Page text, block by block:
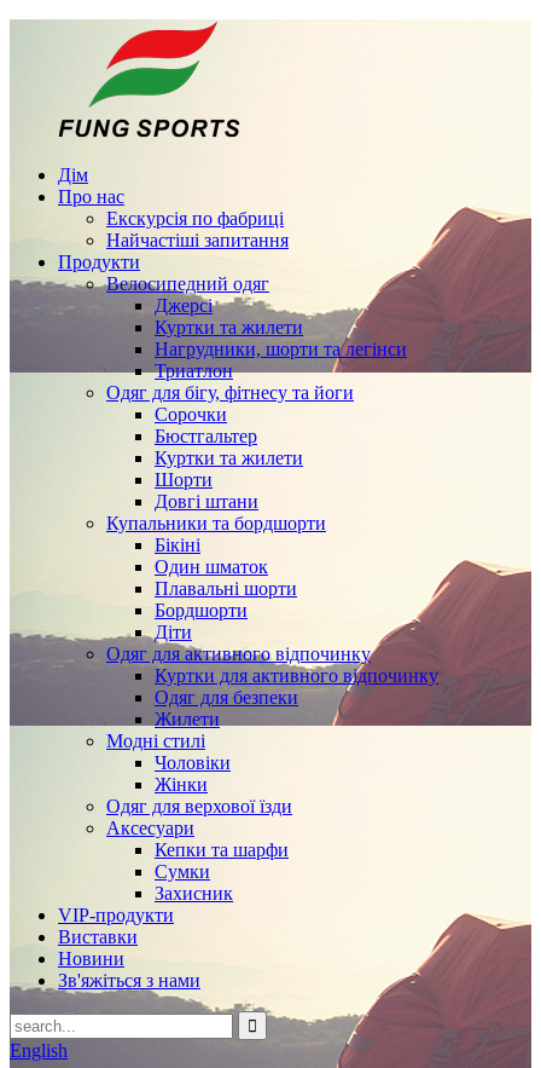
Дім
Про нас
Екскурсія по фабриці
Найчастіші запитання
Продукти
Велосипедний одяг
Джерсі
Куртки та жилети
Нагрудники, шорти та легінси
Триатлон
Одяг для бігу, фітнесу та йоги
Сорочки
Бюстгальтер
Куртки та жилети
Шорти
Довгі штани
Купальники та бордшорти
Бікіні
Один шматок
Плавальні шорти
Бордшорти
Діти
Одяг для активного відпочинку
Куртки для активного відпочинку
Одяг для безпеки
Жилети
Модні стилі
Чоловіки
Жінки
Одяг для верхової їзди
Аксесуари
Кепки та шарфи
Сумки
Захисник
VIP-продукти
Виставки
Новини
Зв'яжіться з нами
English